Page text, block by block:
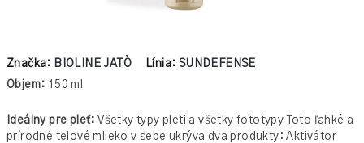
Značka: BIOLINE JATÒ Línia: SUNDEFENSE
Objem: 150 ml
Ideálny pre pleť:Všetky typy pleti a všetky fototypy
Toto ľahké a
prírodné telové mlieko v sebe ukrýva dva produkty: Aktivátor